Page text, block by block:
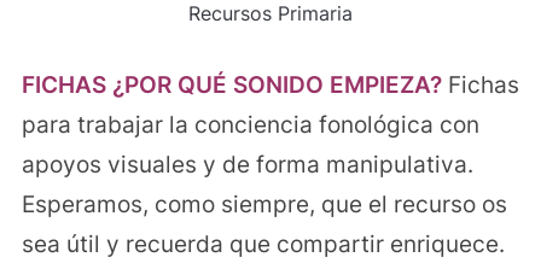
Recursos Primaria
FICHAS ¿POR QUÉ SONIDO EMPIEZA?Fichas
para trabajar la conciencia fonológica con
apoyos visuales y de forma manipulativa.
Esperamos, como siempre, que el recurso os
sea útil y recuerda que compartir enriquece.